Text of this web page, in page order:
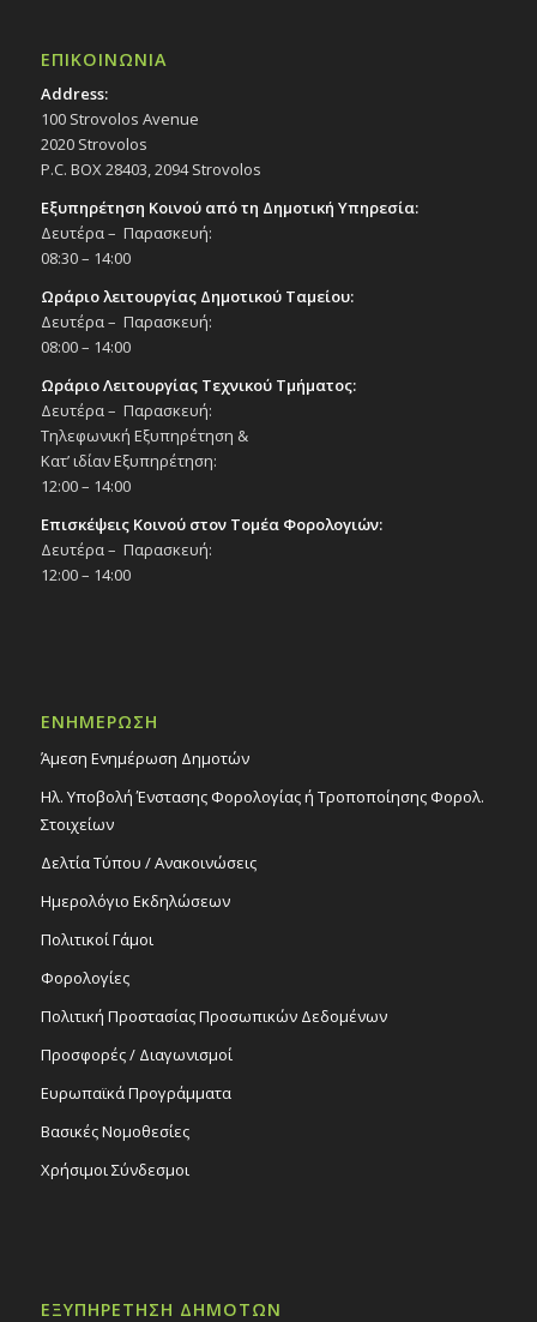
ΜΑΡ
31
Βυζαντινή Συναυλία «Νικόδημος
Καβαρνός- Ανάστα ο Θεός», 31/3/25
20:30
Εκδηλώσεις στο Δημοτικό Θέατρο
Δημοτικό Θέατρο Στροβόλου
ΑΠΡ
3
Θεατρική παράσταση «Ο Κωστής, η Μηλιά
19:30
Δημοτικό Θέατρο Στροβόλου
ΑΠΡ
5
19:00
Δημοτικό Θέατρο Στροβόλου
ΑΠΡ
7
Θεατρική παράσταση «Ο τελευταίος
χορός», 7/4/25
20:30
Εκδηλώσεις στο Δημοτικό Θέατρο
ΕΠΙΚΟΙΝΩΝΙΑ
Address:
100 Strovolos Avenue
2020 Strovolos
P.C. BOX 28403, 2094 Strovolos
Εξυπηρέτηση Κοινού από τη Δημοτική Υπηρεσία:
Δευτέρα – Παρασκευή:
08:30 – 14:00
Ωράριο λειτουργίας Δημοτικού Ταμείου:
Δευτέρα – Παρασκευή:
08:00 – 14:00
Ωράριο Λειτουργίας Τεχνικού Τμήματος:
Δευτέρα – Παρασκευή:
Τηλεφωνική Εξυπηρέτηση &
Κατ’ ιδίαν Εξυπηρέτηση:
12:00 – 14:00
Επισκέψεις Κοινού στον Τομέα Φορολογιών:
Δευτέρα – Παρασκευή:
12:00 – 14:00
ΕΝΗΜΕΡΩΣΗ
Άμεση Ενημέρωση Δημοτών
Ηλ. Υποβολή Ένστασης Φορολογίας ή Τροποποίησης Φορολ.
Στοιχείων
Δελτία Τύπου / Ανακοινώσεις
Ημερολόγιο Εκδηλώσεων
Πολιτικοί Γάμοι
Φορολογίες
Πολιτική Προστασίας Προσωπικών Δεδομένων
Προσφορές / Διαγωνισμοί
Ευρωπαϊκά Προγράμματα
Βασικές Νομοθεσίες
Χρήσιμοι Σύνδεσμοι
ΕΞΥΠΗΡΕΤΗΣΗ ΔΗΜΟΤΩΝ